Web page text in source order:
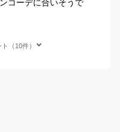
コーデに合いそうで
（10件）